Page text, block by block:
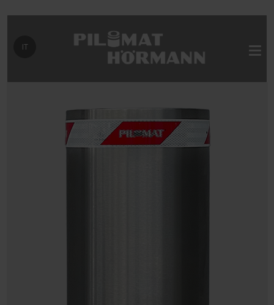
Seleziona la tua lingua
IT